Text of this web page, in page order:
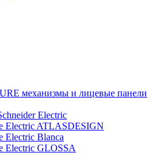
механизмы и лицевые панели
Electric
Electric ATLASDESIGN
Electric Blanca
Electric GLOSSA